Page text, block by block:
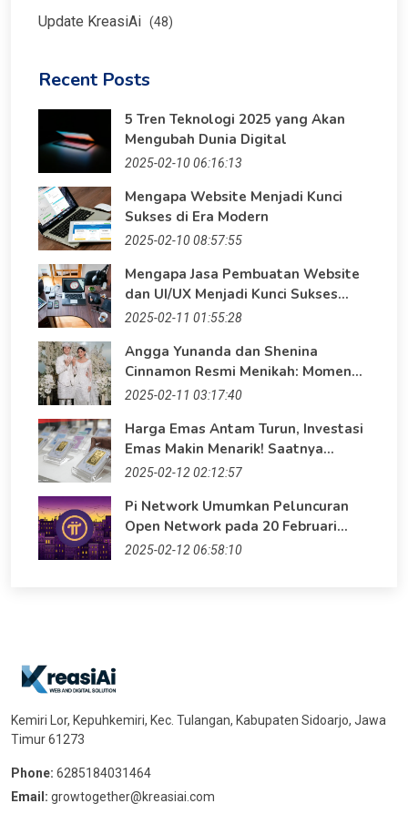
Update KreasiAi (48)
Recent Posts
5 Tren Teknologi 2025 yang Akan
Mengubah Dunia Digital
2025-02-10 06:16:13
Mengapa Website Menjadi Kunci
Sukses di Era Modern
2025-02-10 08:57:55
Mengapa Jasa Pembuatan Website
dan UI/UX Menjadi Kunci Sukses
Bisnis?
2025-02-11 01:55:28
Angga Yunanda dan Shenina
Cinnamon Resmi Menikah: Momen
Bahagia di Era Digital
2025-02-11 03:17:40
Harga Emas Antam Turun, Investasi
Emas Makin Menarik! Saatnya
Maksimalkan Keuntungan dengan
2025-02-12 02:12:57
Pi Network Umumkan Peluncuran
Open Network pada 20 Februari
2025
2025-02-12 06:58:10
Kemiri Lor, Kepuhkemiri, Kec. Tulangan, Kabupaten Sidoarjo, Jawa
Timur 61273
Phone: 6285184031464
Email: growtogether@kreasiai.com